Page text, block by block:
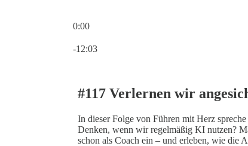
0:00
-12:03
#117 Verlernen wir
In dieser Folge von Führen mit Herz
Denken, wenn wir regelmäßig KI nutzen?
schon als Coach ein – und erleben, wie die